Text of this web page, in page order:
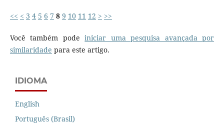
<< < 3 4 5 6 7 8 9 10 11 12 > >>
Você também podeiniciar uma pesquisa avançada por
similaridade para este artigo.
IDIOMA
English
Português (Brasil)